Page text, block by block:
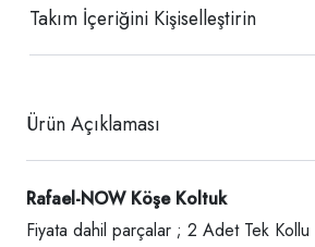
Takım İçeriğini Kişiselleştirin
Ürün Açıklaması
Rafael-NOW Köşe Koltuk
Fiyata dahil parçalar ; 2 Adet Tek